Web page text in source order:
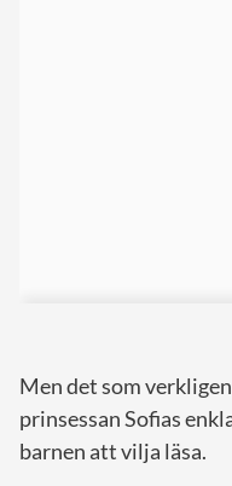
Men det som verkligen
prinsessan Sofias
barnen att vilja läsa.